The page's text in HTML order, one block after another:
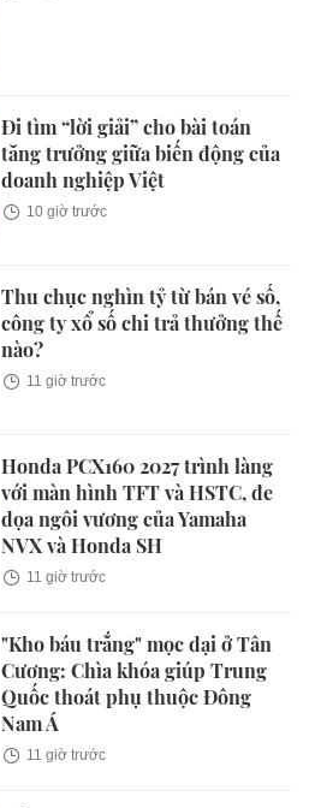
Đi tìm “lời giải” cho bài toán
tăng trưởng giữa biến động của
doanh nghiệp Việt
10 giờ trước
Thu chục nghìn tỷ từ bán vé số,
công ty xổ số chi trả thưởng thế
nào?
11 giờ trước
Honda PCX160 2027 trình làng
với màn hình TFT và HSTC, đe
dọa ngôi vương của Yamaha
NVX và Honda SH
11 giờ trước
"Kho báu trắng" mọc dại ở Tân
Cương: Chìa khóa giúp Trung
Quốc thoát phụ thuộc Đông
Nam Á
11 giờ trước